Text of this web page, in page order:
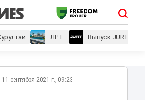
ЛРТ Выпуск JURT
11 сентября 2021 г., 09:23